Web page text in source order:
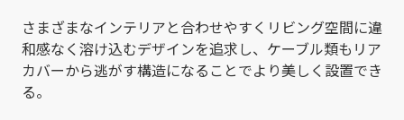
さまざまなインテリアと合わせやすくリビング空間に違
和感なく溶け込むデザインを追求し、ケーブル類もリア
カバーから逃がす構造になることでより美しく設置でき
る。